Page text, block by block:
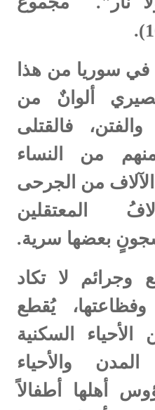
في سوريا من هذا
ألوانٌ من
فالقتلى
منهم من النساء
من الجرحى
المعتقلين
بعضها سرية.
وجرائم لا تكاد
يُقطع
الأحياء السكنية
والأحياء
أهلها أطفالاً